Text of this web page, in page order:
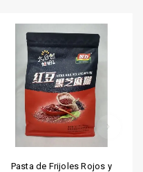
Pasta de Frijoles Rojos y